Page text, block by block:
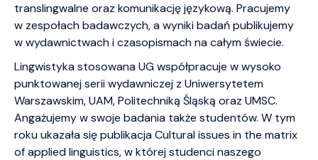
translingwalne oraz komunikację językową. Pracujemy
w zespołach badawczych, a wyniki badań publikujemy
w wydawnictwach i czasopismach na całym świecie.
Lingwistyka stosowana UG współpracuje w wysoko
punktowanej serii wydawniczej z Uniwersytetem
Warszawskim, UAM, Politechniką Śląską oraz UMSC.
Angażujemy w swoje badania także studentów. W tym
roku ukazała się publikacja Cultural issues in the matrix
of applied linguistics, w której studenci naszego